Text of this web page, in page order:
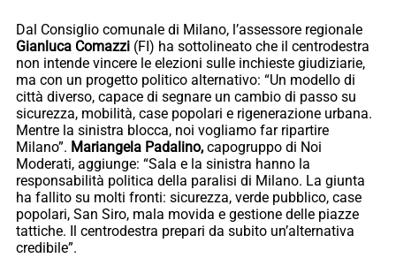
Dal Consiglio comunale di Milano, l’assessore regionale
Gianluca Comazzi (FI) ha sottolineato che il centrodestra
non intende vincere le elezioni sulle inchieste giudiziarie,
ma con un progetto politico alternativo: “Un modello di
città diverso, capace di segnare un cambio di passo su
sicurezza, mobilità, case popolari e rigenerazione urbana.
Mentre la sinistra blocca, noi vogliamo far ripartire
Milano”. Mariangela Padalino, capogruppo di Noi
Moderati, aggiunge: “Sala e la sinistra hanno la
responsabilità politica della paralisi di Milano. La giunta
ha fallito su molti fronti: sicurezza, verde pubblico, case
popolari, San Siro, mala movida e gestione delle piazze
tattiche. Il centrodestra prepari da subito un’alternativa
credibile”.